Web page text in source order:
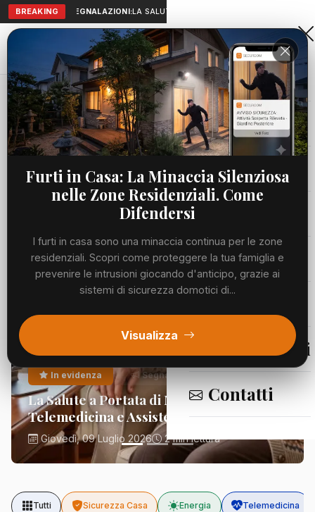
BREAKING SEGNALAZIONI:LA SALUTE A PORTATA DI MANO:
Aranova • NET
PORTALE UTILE AL TERRITORIO
Home
Cronaca
Viabilità
Meteo
Segnalazioni
Contatti
Furti in Casa: La Minaccia Silenziosa
nelle Zone Residenziali. Come
Difendersi
I furti in casa sono una minaccia continua per le zone
residenziali. Scopri come proteggere la tua famiglia e
prevenire le intrusioni giocando d'anticipo, grazie ai
sistemi di sicurezza domotici di...
Visualizza
In evidenza Segnalazioni
La Salute a Portata di Mano:
Telemedicina e Assistenza Domiciliare
Giovedì, 09 Luglio 2026 2 min lettura
Tutti Sicurezza Casa Energia Telemedicina